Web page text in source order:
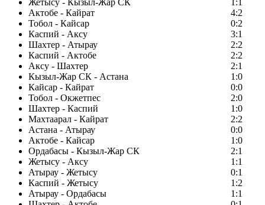
Жетысу - Кызыл-Жар СК
1:1
Актобе - Кайрат
4:2
Тобол - Кайсар
0:2
Каспий - Аксу
3:1
Шахтер - Атырау
2:2
Каспий - Актобе
2:2
Аксу - Шахтер
2:1
Кызыл-Жар СК - Астана
1:0
Кайсар - Кайрат
0:0
Тобол - Окжетпес
2:0
Шахтер - Каспий
1:0
Махтаарал - Кайрат
2:2
Астана - Атырау
0:0
Актобе - Кайсар
1:0
Ордабасы - Кызыл-Жар СК
2:1
Жетысу - Аксу
1:1
Атырау - Жетысу
0:1
Каспий - Жетысу
1:2
Атырау - Ордабасы
1:1